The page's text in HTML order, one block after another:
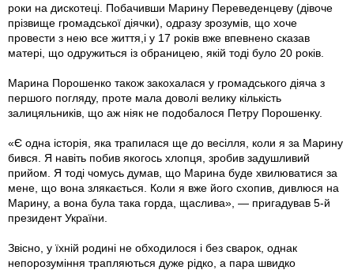
роки на дискотеці. Побачивши Марину Переведенцеву (дівоче
прізвище громадської діячки), одразу зрозумів, що хоче
провести з нею все життя,і у 17 років вже впевнено сказав
матері, що одружиться із обраницею, якій тоді було 20 років.
Марина Порошенко також закохалася у громадського діяча з
першого погляду, проте мала доволі велику кількість
залицяльників, що аж ніяк не подобалося Петру Порошенку.
«Є одна історія, яка трапилася ще до весілля, коли я за Марину
бився. Я навіть побив якогось хлопця, зробив задушливий
прийом. Я тоді чомусь думав, що Марина буде хвилюватися за
мене, що вона злякається. Коли я вже його схопив, дивлюся на
Марину, а вона була така горда, щаслива», — пригадував 5-й
президент України.
Звісно, у їхній родині не обходилося і без сварок, однак
непорозуміння трапляються дуже рідко, а пара швидко